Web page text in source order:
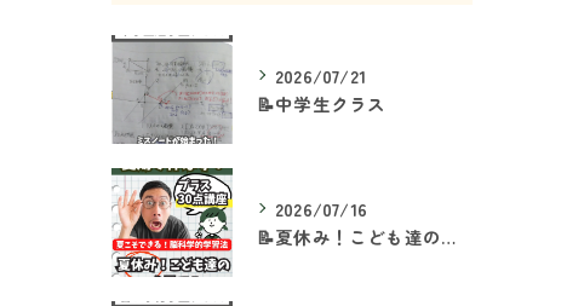
2026/07/21
📝中学生クラス
2026/07/16
📝夏休み！こども達の「ココ」を見て！👀